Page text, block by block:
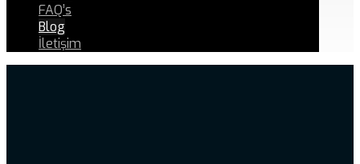
FAQ’s
Blog
İletişim